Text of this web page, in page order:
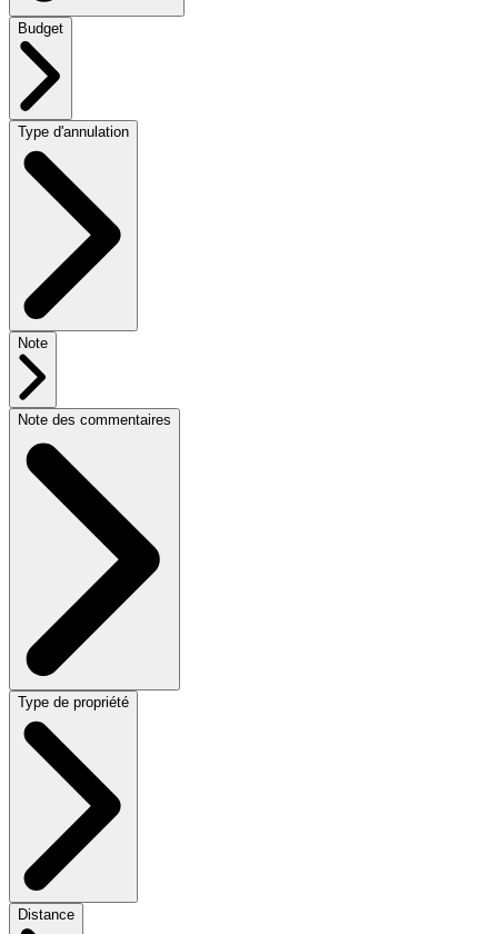
Budget
Type d'annulation
Note
Note des commentaires
Type de propriété
Distance